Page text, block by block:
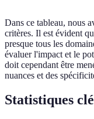
Dans ce tableau, nous
critères. Il est évident
presque tous les
évaluer l'impact et le
doit cependant être
nuances et des
Statistiques